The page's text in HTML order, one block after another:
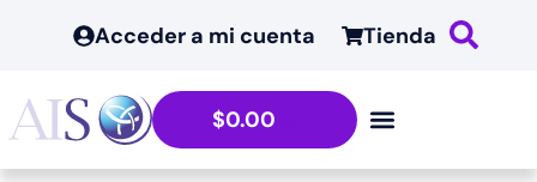
Acceder a mi cuenta Tienda
$0.00